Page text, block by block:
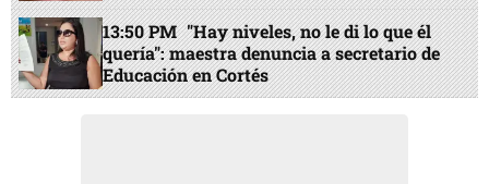
13:50 PM "Hay niveles, no le di lo que él
quería": maestra denuncia a secretario de
Educación en Cortés